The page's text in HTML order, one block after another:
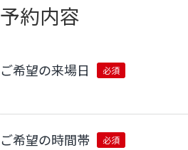
予約内容
ご希望の来場日 必須
ご希望の時間帯 必須